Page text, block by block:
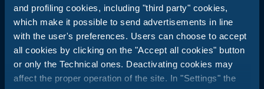
and profiling cookies, including "third party" cookies,
which make it possible to send advertisements in line
with the user's preferences. Users can choose to accept
all cookies by clicking on the "Accept all cookies" button
or only the Technical ones. Deactivating cookies may
affect the proper operation of the site. In "Settings" the
Club del Sole ist ein Synonym für Urlaub im Freien: 29
Feriendörfer nur einen Steinwurf vom Meer entfernt, in den
Bergen, an den Küsten der beliebtesten und bekanntesten